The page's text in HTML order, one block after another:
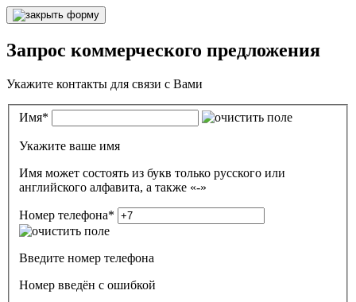
Запрос коммерческого предложения
Укажите контакты для связи с Вами
Имя*
Укажите ваше имя
Имя может состоять из букв только русского или
английского алфавита, а также «-»
Номер телефона*
Введите номер телефона
Номер введён c ошибкой